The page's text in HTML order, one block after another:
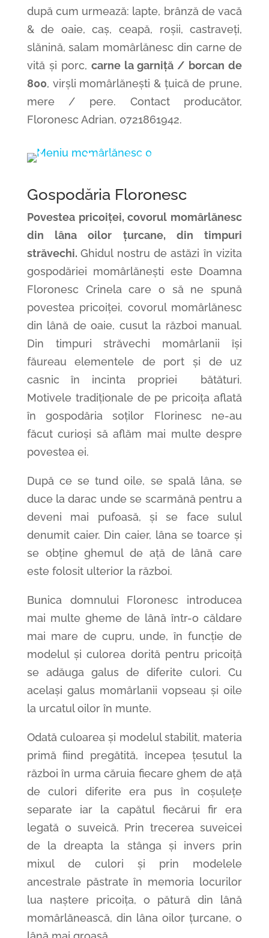
după cum urmează: lapte, brânză de vacă
& de oaie, caș, ceapă, roșii, castraveți,
slănină, salam momârlănesc din carne de
vită și porc, carne la garniță / borcan de
800, virșli momârlănești & țuică de prune,
mere / pere. Contact producător,
Floronesc Adrian, 0721861942.
Gospodăria Floronesc
Povestea pricoiței, covorul momârlănesc
din lâna oilor țurcane, din timpuri
străvechi.Ghidul nostru de astăzi în vizita
gospodăriei momârlănești este Doamna
Floronesc Crinela care o să ne spună
povestea pricoiței, covorul momârlănesc
din lână de oaie, cusut la război manual.
Din timpuri străvechi momârlanii își
făureau elementele de port și de uz
casnic în incinta propriei
bătături.
Motivele tradiționale de pe pricoița aflată
în gospodăria soților Florinesc ne-au
făcut curioși să aflăm mai multe despre
povestea ei.
După ce se tund oile, se spală lâna, se
duce la darac unde se scarmănă pentru a
deveni mai pufoasă, și se face sulul
denumit caier. Din caier, lâna se toarce și
se obține ghemul de ață de lână care
este folosit ulterior la război.
Bunica domnului Floronesc introducea
mai multe gheme de lână într-o căldare
mai mare de cupru, unde, în funcție de
modelul și culorea dorită pentru pricoiță
se adăuga galus de diferite culori. Cu
același galus momârlanii vopseau și oile
la urcatul oilor în munte.
Odată culoarea și modelul stabilit, materia
primă fiind pregătită, începea țesutul la
război în urma căruia fiecare ghem de ață
de culori diferite era pus în coșulețe
separate iar la capătul fiecărui fir era
legată o suveică. Prin trecerea suveicei
de la dreapta la stânga și invers prin
mixul de culori și prin modelele
ancestrale păstrate în memoria locurilor
lua naștere pricoița, o pătură din lână
momârlănească, din lâna oilor țurcane, o